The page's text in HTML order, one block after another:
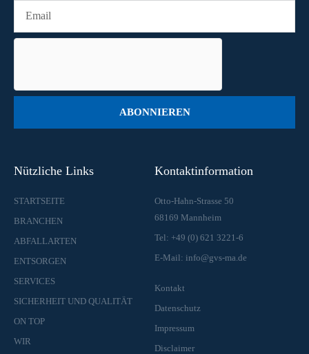
ABONNIEREN
Nützliche Links
STARTSEITE
BRANCHEN
ABFALLARTEN
ENTSORGEN
SERVICES
SICHERHEIT UND QUALITÄT
ON TOP
WIR
Kontaktinformation
Otto-Hahn-Strasse 50
68169 Mannheim
Tel: +49 (0) 621 3221-6
E-Mail: info@gvs-ma.de
Kontakt
Datenschutz
Impressum
Disclaimer